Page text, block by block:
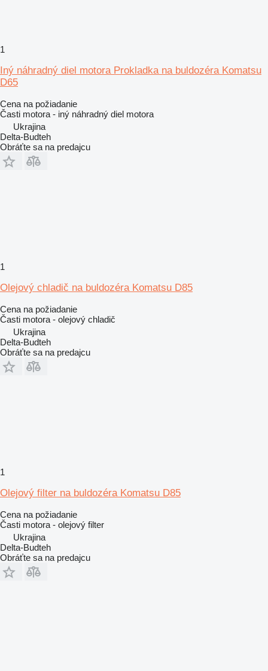
1
Iný náhradný diel motora Prokladka na buldozéra Komatsu
D65
Cena na požiadanie
Časti motora - iný náhradný diel motora
Ukrajina
Delta-Budteh
Obráťte sa na predajcu
1
Olejový chladič na buldozéra Komatsu D85
Cena na požiadanie
Časti motora - olejový chladič
Ukrajina
Delta-Budteh
Obráťte sa na predajcu
1
Olejový filter na buldozéra Komatsu D85
Cena na požiadanie
Časti motora - olejový filter
Ukrajina
Delta-Budteh
Obráťte sa na predajcu